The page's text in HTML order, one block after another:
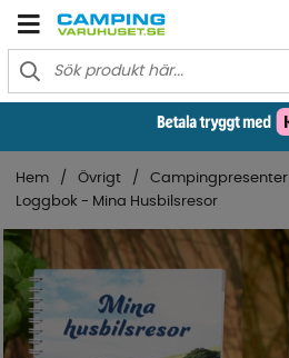
Hem Övrigt
Campingpresenter
Loggbok - Mina Husbilsresor